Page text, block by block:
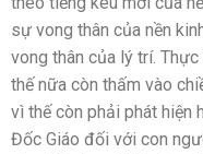
sự vong thân của nền
vong thân của lý trí.
thế nữa còn thấm vào
vì thế còn phải phát hiện
Đốc Giáo đối với con